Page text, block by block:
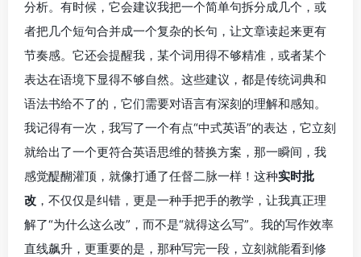
分析。有时候，它会建议我把一个简单句拆分成几个，或
者把几个短句合并成一个复杂的长句，让文章读起来更有
节奏感。它还会提醒我，某个词用得不够精准，或者某个
表达在语境下显得不够自然。这些建议，都是传统词典和
语法书给不了的，它们需要对语言有深刻的理解和感知。
我记得有一次，我写了一个有点“中式英语”的表达，它立刻
就给出了一个更符合英语思维的替换方案，那一瞬间，我
感觉醍醐灌顶，就像打通了任督二脉一样！这种实时批
改 ，不仅仅是纠错，更是一种手把手的教学，让我真正理
解了“为什么这么改”，而不是“就得这么写”。我的写作效率
直线飙升，更重要的是，那种写完一段，立刻就能看到修